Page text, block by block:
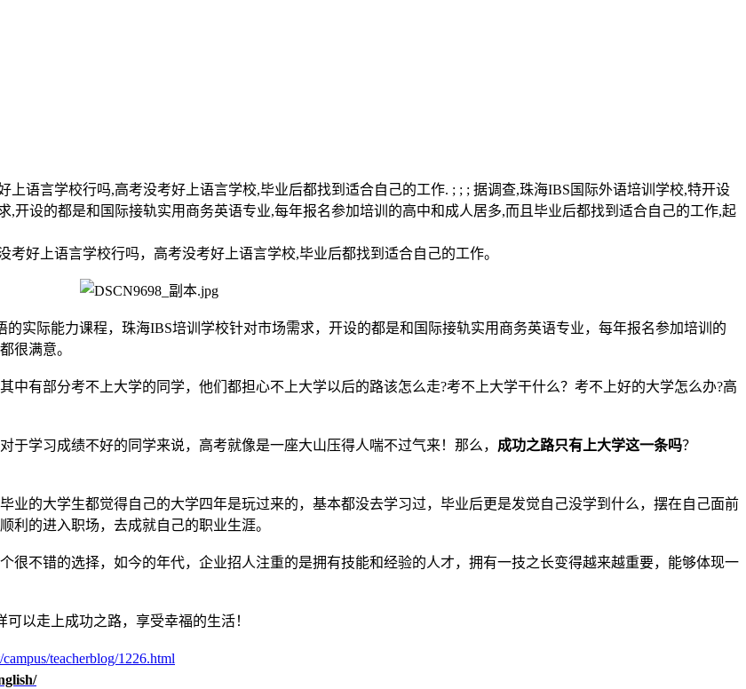
语言学校行吗,高考没考好上语言学校,毕业后都找到适合自己的工作. ; ; ; 据调查,珠海IBS国际外语培训学校,特开设
开设的都是和国际接轨实用商务英语专业,每年报名参加培训的高中和成人居多,而且毕业后都找到适合自己的工作,起
考好上语言学校行吗，高考没考好上语言学校,毕业后都找到适合自己的工作。
实际能力课程，珠海IBS培训学校针对市场需求，开设的都是和国际接轨实用商务英语专业，每年报名参加培训的
很满意。
有部分考不上大学的同学，他们都担心不上大学以后的路该怎么走?考不上大学干什么？考不上好的大学怎么办?高
学习成绩不好的同学来说，高考就像是一座大山压得人喘不过气来！那么， 成功之路只有上大学这一条吗？
的大学生都觉得自己的大学四年是玩过来的，基本都没去学习过，毕业后更是发觉自己没学到什么，摆在自己面前
利的进入职场，去成就自己的职业生涯。
不错的选择，如今的年代，企业招人注重的是拥有技能和经验的人才，拥有一技之长变得越来越重要，能够体现一
以走上成功之路，享受幸福的生活！
teacherblog/1226.html